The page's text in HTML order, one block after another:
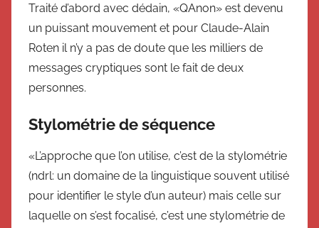
Traité d’abord avec dédain, «QAnon» est devenu
un puissant mouvement et pour Claude-Alain
Roten il n’y a pas de doute que les milliers de
messages cryptiques sont le fait de deux
personnes.
Stylométrie de séquence
«L’approche que l’on utilise, c’est de la stylométrie
(ndrl: un domaine de la linguistique souvent utilisé
pour identifier le style d’un auteur) mais celle sur
laquelle on s’est focalisé, c’est une stylométrie de